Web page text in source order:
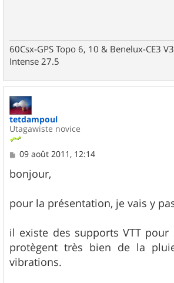
60Csx-GPS Topo 6, 10 & Benelux-CE3
Intense 27.5
tetdampoul
Utagawiste novice
M
s
s
g
e
09 août 2011, 12:14
bonjour,
pour la présentation, je vais y
il existe des supports VTT
protègent très bien de la
vibrations.